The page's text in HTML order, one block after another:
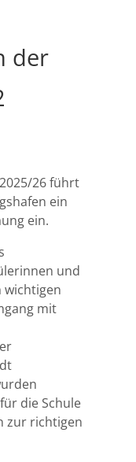
der
26 führt
ein
ein.
und
wichtigen
mit
die Schule
zur richtigen